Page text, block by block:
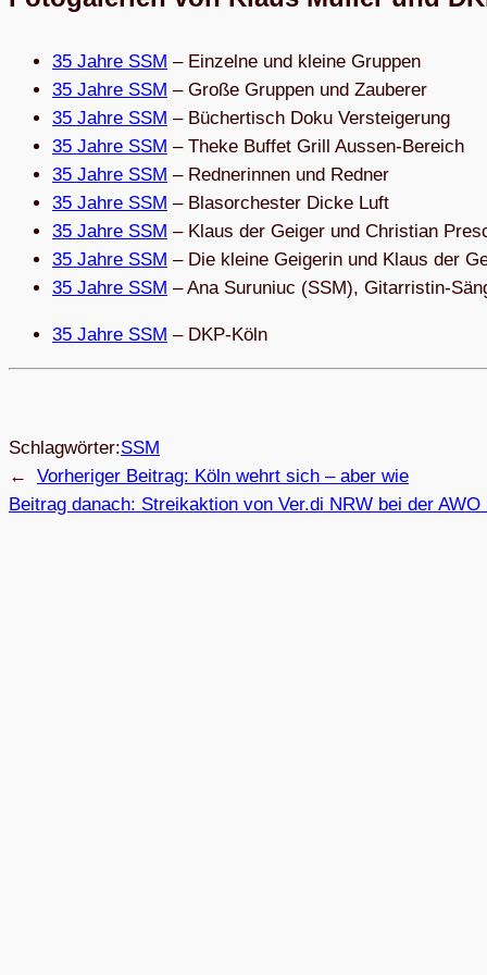
35 Jahre SSM – Ein­zelne und kleine Gruppen
35 Jahre SSM – Große Grup­pen und Zauberer
35 Jahre SSM – Bücher­tisch Doku Versteigerung
35 Jahre SSM – Theke Buf­fet Grill Aussen-Bereich
35 Jahre SSM – Red­ne­rin­nen und Redner
35 Jahre SSM – Blas­or­ches­ter Dicke Luft
35 Jahre SSM – Klaus der Gei­ger und Chris­tian
35 Jahre SSM – Die kleine Gei­ge­rin und Klaus der
35 Jahre SSM – Ana Sur­uniuc (SSM), Gitarristin-
35 Jahre SSM – DKP-Köln
Schlagwörter:SSM
←
Vorheriger Beitrag: Köln wehrt sich – aber wie
Beitrag danach: Streik­ak­tion von Ver.di NRW bei der AWO